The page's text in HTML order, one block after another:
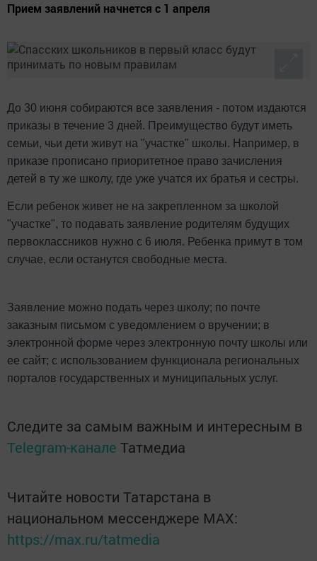
Прием заявлений начнется с 1 апреля
До 30 июня собираются все заявления - потом издаются
приказы в течение 3 дней. Преимущество будут иметь
семьи, чьи дети живут на "участке" школы. Например, в
приказе прописано приоритетное право зачисления
детей в ту же школу, где уже учатся их братья и сестры.
Если ребенок живет не на закрепленном за школой
"участке", то подавать заявление родителям будущих
первоклассников нужно с 6 июля. Ребенка примут в том
случае, если останутся свободные места.
Заявление можно подать через школу; по почте
заказным письмом с уведомлением о вручении; в
электронной форме через электронную почту школы или
ее сайт; с использованием функционала региональных
порталов государственных и муниципальных услуг.
Следите за самым важным и интересным в
Telegram-канале Татмедиа
Читайте новости Татарстана в
национальном мессенджере MАХ:
https://max.ru/tatmedia